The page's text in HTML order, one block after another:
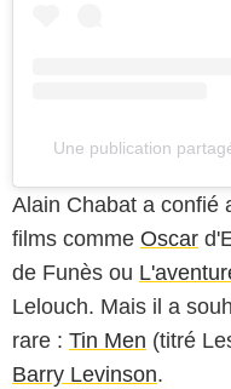
Une publication
Alain Chabat a confié
films comme Oscar
de Funès ou
Lelouch. Mais il a
rare : Tin Men (titré
Barry Levinson.